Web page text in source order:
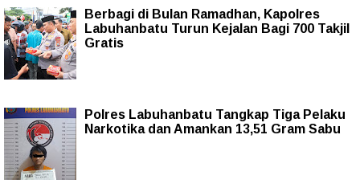
Berbagi di Bulan Ramadhan, Kapolres
Labuhanbatu Turun Kejalan Bagi 700 Takjil
Gratis
Polres Labuhanbatu Tangkap Tiga Pelaku
Narkotika dan Amankan 13,51 Gram Sabu